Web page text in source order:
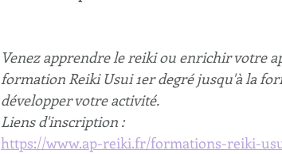
Venez apprendre le reiki ou enrichir votre
formation Reiki Usui 1er degré jusqu'à la
développer votre activité.
Liens d'inscription :
https://www.ap-reiki.fr/formations-reiki-